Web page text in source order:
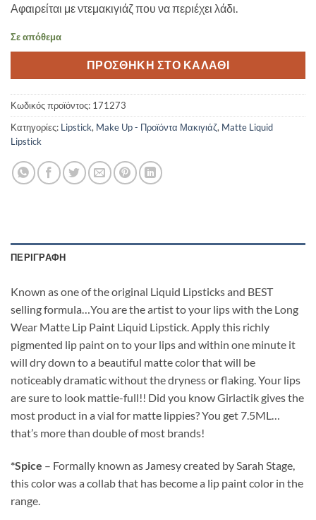
Αφαιρείται με ντεμακιγιάζ που να περιέχει λάδι.
Σε απόθεμα
ΠΡΟΣΘΉΚΗ ΣΤΟ ΚΑΛΆΘΙ
Κωδικός προϊόντος: 171273
Κατηγορίες: Lipstick, Make Up - Προϊόντα Μακιγιάζ, Matte Liquid
Lipstick
ΠΕΡΙΓΡΑΦΉ
Known as one of the original Liquid Lipsticks and BEST
selling formula…You are the artist to your lips with the Long
Wear Matte Lip Paint Liquid Lipstick. Apply this richly
pigmented lip paint on to your lips and within one minute it
will dry down to a beautiful matte color that will be
noticeably dramatic without the dryness or flaking. Your lips
are sure to look mattie-full!! Did you know Girlactik gives the
most product in a vial for matte lippies? You get 7.5ML…
that’s more than double of most brands!
*Spice – Formally known as Jamesy created by Sarah Stage,
this color was a collab that has become a lip paint color in the
range.